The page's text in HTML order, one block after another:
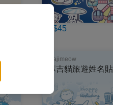
NT$45
majimeow
麻吉貓旅遊姓名貼